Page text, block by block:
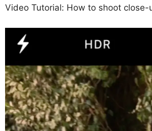
Video Tutorial: How to shoot close-